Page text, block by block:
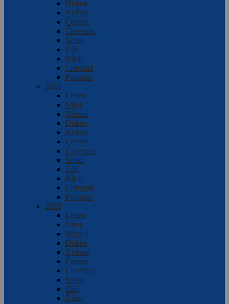
Duben
Květen
Červen
Červenec
Srpen
Září
Říjen
Listopad
Prosinec
2021
Leden
Únor
Březen
Duben
Květen
Červen
Červenec
Srpen
Září
Říjen
Listopad
Prosinec
2020
Leden
Únor
Březen
Duben
Květen
Červen
Červenec
Srpen
Září
Říjen